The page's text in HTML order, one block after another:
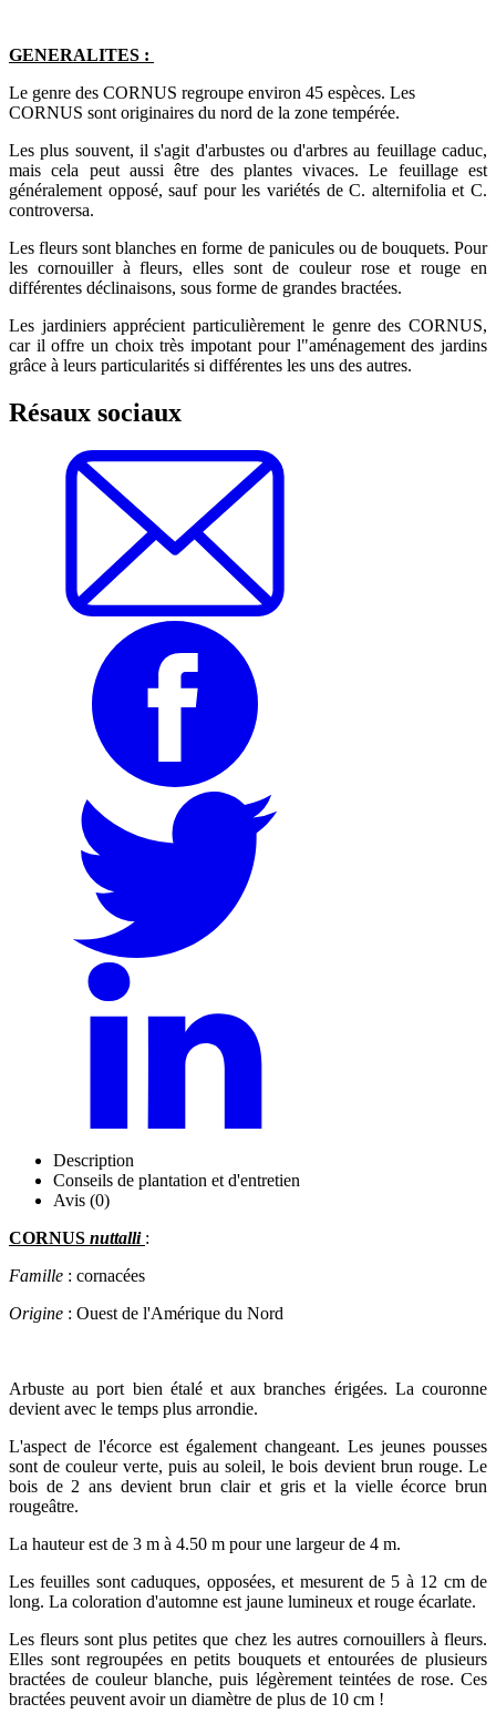
GENERALITES :
Le genre des CORNUS regroupe environ 45 espèces. Les
CORNUS sont originaires du nord de la zone tempérée.
Les plus souvent, il s'agit d'arbustes ou d'arbres au feuillage caduc,
mais cela peut aussi être des plantes vivaces. Le feuillage est
généralement opposé, sauf pour les variétés de C. alternifolia et C.
controversa.
Les fleurs sont blanches en forme de panicules ou de bouquets. Pour
les cornouiller à fleurs, elles sont de couleur rose et rouge en
différentes déclinaisons, sous forme de grandes bractées.
Les jardiniers apprécient particulièrement le genre des CORNUS,
car il offre un choix très impotant pour l"aménagement des jardins
grâce à leurs particularités si différentes les uns des autres.
Résaux sociaux
Description
Conseils de plantation et d'entretien
Avis (0)
CORNUS nuttalli :
Famille : cornacées
Origine : Ouest de l'Amérique du Nord
Arbuste au port bien étalé et aux branches érigées. La couronne
devient avec le temps plus arrondie.
L'aspect de l'écorce est également changeant. Les jeunes pousses
sont de couleur verte, puis au soleil, le bois devient brun rouge. Le
bois de 2 ans devient brun clair et gris et la vielle écorce brun
rougeâtre.
La hauteur est de 3 m à 4.50 m pour une largeur de 4 m.
Les feuilles sont caduques, opposées, et mesurent de 5 à 12 cm de
long. La coloration d'automne est jaune lumineux et rouge écarlate.
Les fleurs sont plus petites que chez les autres cornouillers à fleurs.
Elles sont regroupées en petits bouquets et entourées de plusieurs
bractées de couleur blanche, puis légèrement teintées de rose. Ces
bractées peuvent avoir un diamètre de plus de 10 cm !